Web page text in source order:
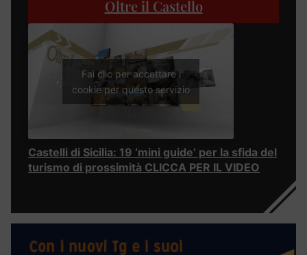
Oltre il Castello
Fai clic per accettare i
cookie per questo servizio
Castelli di Sicilia: 19 ‘mini guide’ per la sfida del
turismo di prossimità CLICCA PER IL VIDEO